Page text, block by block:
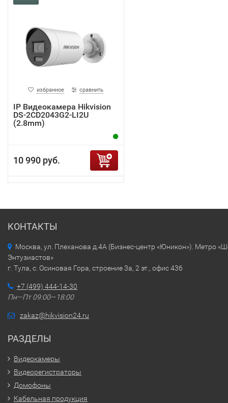
избранное сравнить
IP Видеокамера Hikvision
DS-2CD2043G2-LI2U
(2.8mm)
10 990 руб.
КОНТАКТЫ
Москва, ул. Плеханова д.4А (Бизнес-центр «Юникон»). Метро
Энтузиастов»
г. Тула, с. Осиновая Гора, строение 3а, 2 эт., офис 436
+7 (499) 444-14-30
Пн—Пт 09:00—18:00
zakaz@hikvision24.ru
РАЗДЕЛЫ
Видеокамеры
Видеорегистраторы
Домофоны
Кабельная продукция